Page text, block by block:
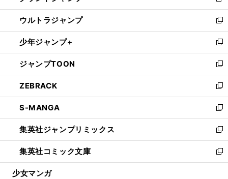
開
く
ウ
で
開
く
ン
ド
ウ
で
開
く
ウ
ィ
ン
ド
ウ
で
開
く
し
い
ウ
ィ
ン
ド
ウ
で
開
く
ウルトラジャンプ
新
し
い
ウ
ィ
ン
ド
ウ
で
開
く
少年ジャンプ+
新
し
い
ウ
ィ
ン
ド
ウ
で
開
く
ジャンプTOON
新
し
い
ウ
ィ
ン
ド
ウ
で
開
ZEBRACK
新
し
い
ウ
ィ
ン
ド
ウ
S-MANGA
新
し
い
ウ
ィ
ン
集英社ジャンプリミックス
新
し
い
ウ
集英社コミック文庫
新
し
少女マンガ